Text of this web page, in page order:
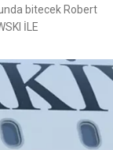
bitecek Robert
İLE